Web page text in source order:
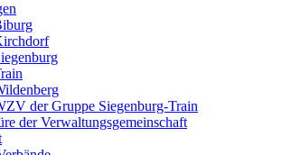
der Gruppe Siegenburg-Train
der Verwaltungsgemeinschaft